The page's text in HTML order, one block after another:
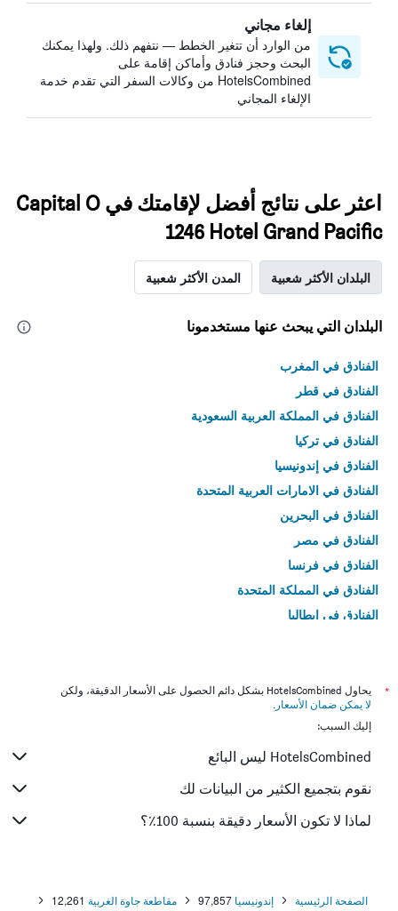
إلغاء مجاني
من الوارد أن تتغير الخطط — نتفهم ذلك. ولهذا يمكنك
البحث وحجز فنادق وأماكن إقامة على
HotelsCombined من وكالات السفر التي تقدم خدمة
الإلغاء المجاني
اعثر على نتائج أفضل لإقامتك في Capital O
1246 Hotel Grand Pacific
البلدان الأكثر شعبية المدن الأكثر شعبية
البلدان التي يبحث عنها مستخدمونا
الفنادق في المغرب
الفنادق في قطر
الفنادق في المملكة العربية السعودية
الفنادق في تركيا
الفنادق في إندونيسيا
الفنادق في الامارات العربية المتحدة
الفنادق في البحرين
الفنادق في مصر
الفنادق في فرنسا
الفنادق في المملكة المتحدة
الفنادق في إيطاليا
*
يحاول HotelsCombined بشكل دائم الحصول على الأسعار الدقيقة، ولكن
لا يمكن ضمان الأسعار .
إليك السبب:
HotelsCombined ليس البائع
نقوم بتجميع الكثير من البيانات لك
لماذا لا تكون الأسعار دقيقة بنسبة 100٪؟
الصفحة الرئيسية إندونيسيا 97,857 مقاطعة جاوة الغربية 12,261